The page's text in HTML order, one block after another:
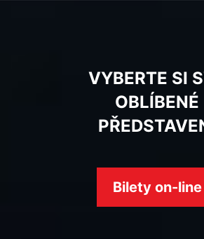
VYBERTE SI
OBLÍBENÉ
Bilety on-line